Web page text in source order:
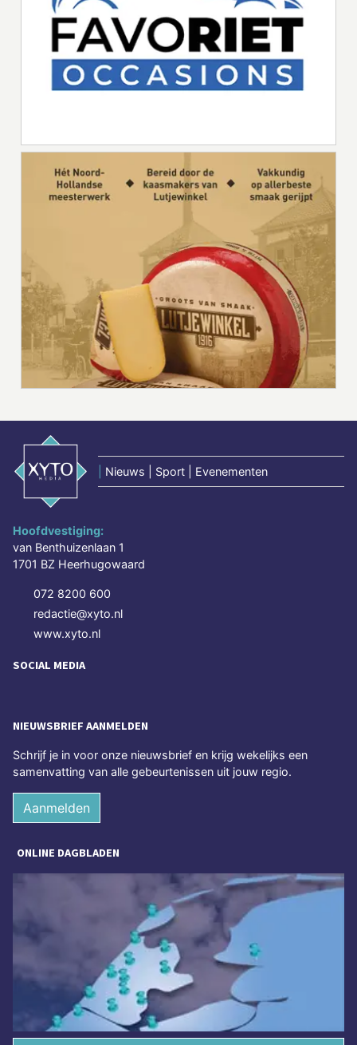
Nieuws | Sport | Evenementen
Hoofdvestiging:
van Benthuizenlaan 1
1701 BZ Heerhugowaard
072 8200 600
redactie@xyto.nl
www.xyto.nl
SOCIAL MEDIA
NIEUWSBRIEF AANMELDEN
Schrijf je in voor onze nieuwsbrief en krijg wekelijks een
samenvatting van alle gebeurtenissen uit jouw regio.
Aanmelden
ONLINE DAGBLADEN